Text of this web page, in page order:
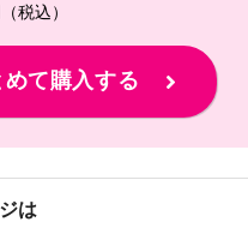
税込）
て購入する
は